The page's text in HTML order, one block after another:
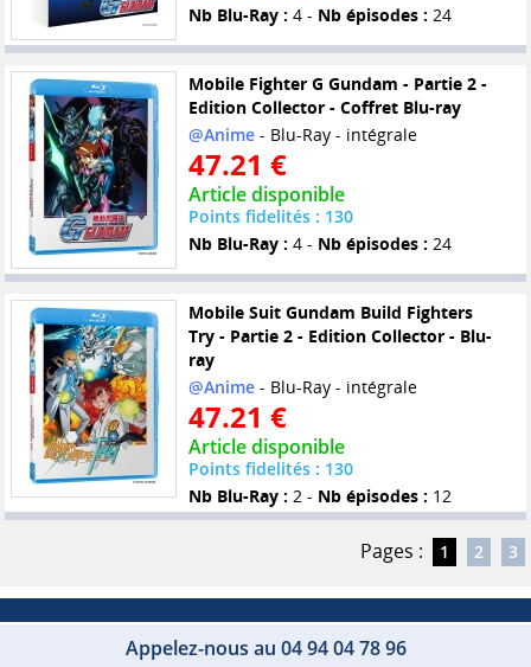
Nb Blu-Ray : 4 - Nb épisodes : 24
Mobile Fighter G Gundam - Partie 2 -
Edition Collector - Coffret Blu-ray
@Anime- Blu-Ray - intégrale
47.21 €
Article disponible
Points fidelités : 130
Nb Blu-Ray : 4 - Nb épisodes : 24
Mobile Suit Gundam Build Fighters
Try - Partie 2 - Edition Collector - Blu-
ray
@Anime- Blu-Ray - intégrale
47.21 €
Article disponible
Points fidelités : 130
Nb Blu-Ray : 2 - Nb épisodes : 12
Pages : 1 2 3
Appelez-nous au 04 94 04 78 96